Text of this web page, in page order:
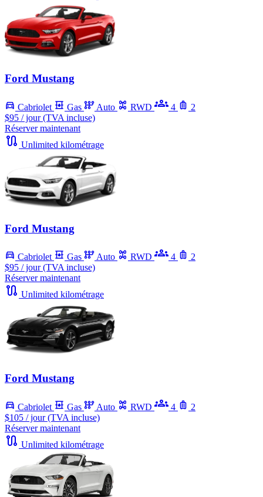
Ford Mustang
Cabriolet Gas Auto RWD 4
2
$95 / jour (TVA incluse)
Réserver maintenant
Unlimited kilométrage
Ford Mustang
Cabriolet Gas Auto RWD 4
2
$95 / jour (TVA incluse)
Réserver maintenant
Unlimited kilométrage
Ford Mustang
Cabriolet Gas Auto RWD 4
2
$105 / jour (TVA incluse)
Réserver maintenant
Unlimited kilométrage